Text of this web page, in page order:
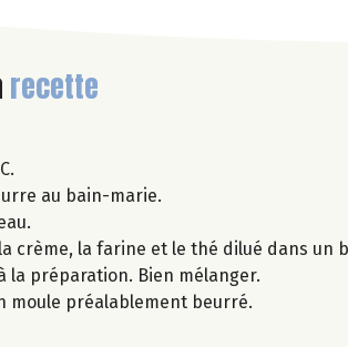
recette
au bain-marie.
crème, la farine et le thé dilué dans un
la préparation. Bien mélanger.
moule préalablement beurré.